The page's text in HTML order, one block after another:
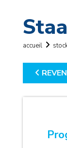
accueil